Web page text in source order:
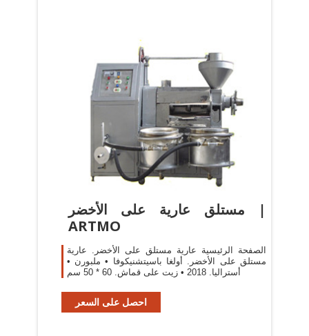
مستلق عارية على الأخضر |
ARTMO
الصفحة الرئيسية عارية مستلق على الأخضر. عارية
مستلق على الأخضر. أولغا باسيتشنيكوفا • ملبورن •
أستراليا. 2018 • زيت على قماش. 60 * 50 سم
احصل على السعر